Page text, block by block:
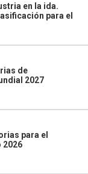
en la ida.
para el
de
2027
para el
2026